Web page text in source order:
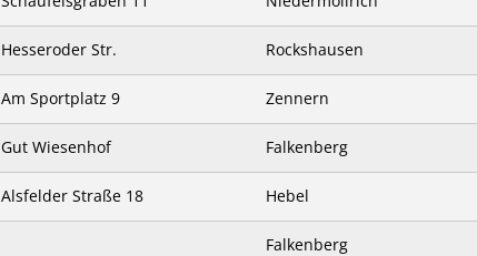
Hesseroder Str. Rockshausen
Am Sportplatz 9 Zennern
Gut Wiesenhof Falkenberg
Alsfelder Straße 18 Hebel
Falkenberg